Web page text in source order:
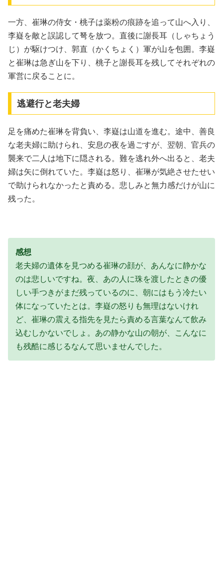
一方、崔琳の侍女・桃子は薬粉の痕跡を追って山へ入り、
李嶷を敵と誤認して弩を放つ。直後に謝長耳（しゃちょう
じ）が駆けつけ、郭直（かくちょく）軍が山を包囲。李嶷
と崔琳は急ぎ山を下り、桃子と謝長耳を残してそれぞれの
軍営に戻ることに。
逃避行と老夫婦
足を痛めた崔琳を背負い、李嶷は山道を進む。途中、善良
な老夫婦に助けられ、安息の夜を過ごすが、翌朝、官兵の
襲来で二人は地下に隠される。難を逃れ外へ出ると、老夫
婦は矢に倒れていた。李嶷は怒り、崔琳が気絶させたせい
で助けられなかったと責める。悲しみと無力感だけが山に
残った。
感想
老夫婦の遺体を見つめる崔琳の顔が、あんなに静かな
のは悲しいですね。夜、あの人に珠を渡したときの優
しい手つきがまだ残っているのに、朝にはもう冷たい
体になっていたとは。李嶷の怒りも無理はないけれ
ど、崔琳の震える指先を見たら責める言葉なんて飲み
込むしかないでしょ。あの静かな山の朝が、こんなに
も残酷に感じるなんて思いませんでした。